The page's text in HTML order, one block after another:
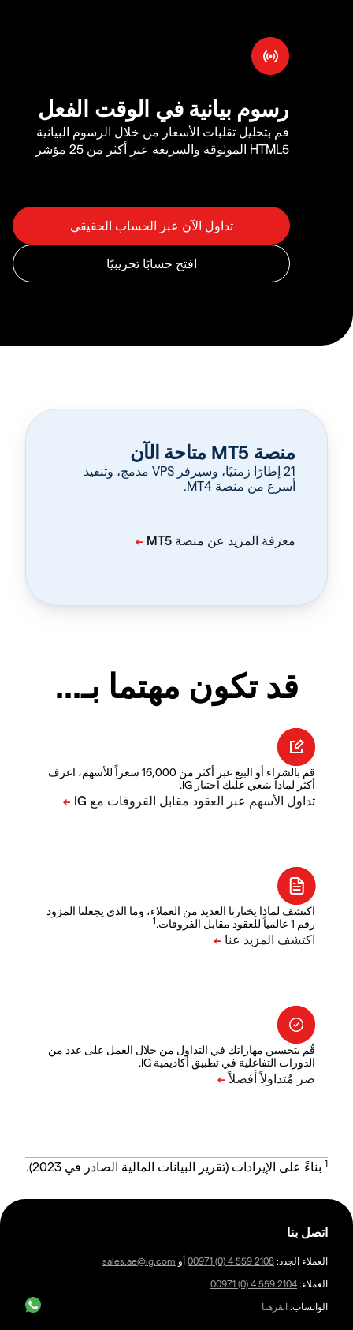
رسوم بيانية في الوقت الفعل
قم بتحليل تقلبات الأسعار من خلال الرسوم البيانية
HTML5 الموثوقة والسريعة عبر أكثر من 25 مؤشر
منصة MT5 متاحة الآن
‏21 إطارًا زمنيًا، وسيرفر VPS مدمج، وتنفيذ
أسرع من منصة MT4.
قد تكون مهتما بـ...
قم بالشراء أو البيع عبر أكثر من 16,000 سعراً للأسهم، اعرف
أكثر لماذا ينبغي عليك اختيار IG.
اكتشف لماذا يختارنا العديد من العملاء، وما الذي يجعلنا المزود
رقم 1 عالمياً للعقود مقابل الفروقات.
1
قُم بتحسين مهاراتك في التداول من خلال العمل على عدد من
الدورات التفاعلية في تطبيق أكاديمية IG.
1 بناءً على الإيرادات (تقرير البيانات المالية الصادر في 2023).
اتصل بنا
العملاء الجدد: 00971 (0) 4 559 2108 أو sales.ae@ig.com
العملاء: 00971 (0) 4 559 2104
الواتساب: انقرهنا